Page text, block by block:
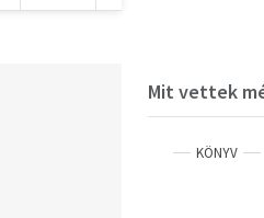
Mit vettek
KÖNYV